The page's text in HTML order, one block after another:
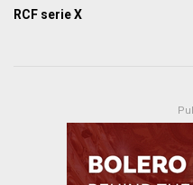
RCF serie X